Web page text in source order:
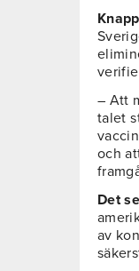
– Att
talet
och
Det
av